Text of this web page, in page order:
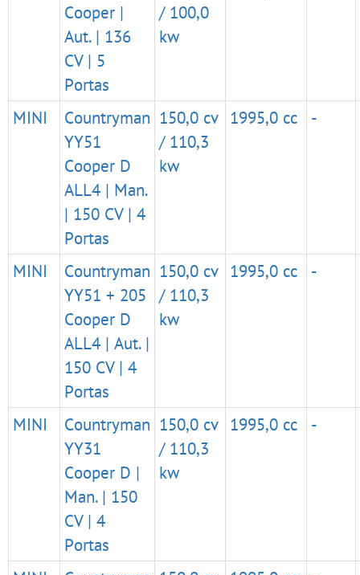
Cooper |
Aut. | 136
CV | 5
Portas
/ 100,0
kw
MINI
Countryman
YY51
Cooper D
ALL4 | Man.
| 150 CV | 4
Portas
150,0 cv
/ 110,3
kw
1995,0 cc -
MINI
Countryman
YY51 + 205
Cooper D
ALL4 | Aut. |
150 CV | 4
Portas
150,0 cv
/ 110,3
kw
1995,0 cc -
MINI
Countryman
YY31
Cooper D |
Man. | 150
CV | 4
Portas
150,0 cv
/ 110,3
kw
1995,0 cc -